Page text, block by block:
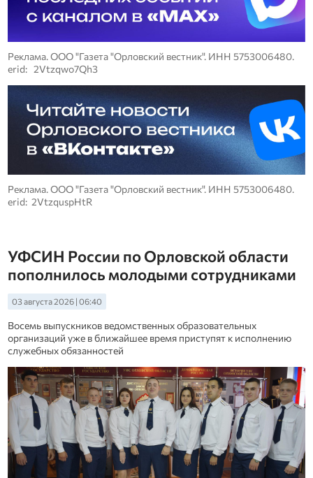
Реклама. ООО "Газета "Орловский вестник". ИНН 5753006480.
erid: 2Vtzqwo7Qh3
Реклама. ООО "Газета "Орловский вестник". ИНН 5753006480.
erid: 2VtzquspHtR
УФСИН России по Орловской области
пополнилось молодыми сотрудниками
03 августа 2026 | 06:40
Восемь выпускников ведомственных образовательных
организаций уже в ближайшее время приступят к исполнению
служебных обязанностей